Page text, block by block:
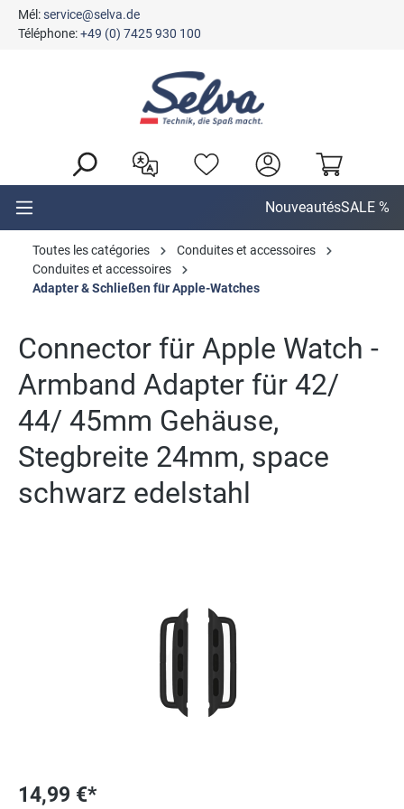
principal
Mél:service@selva.de
Téléphone:+49 (0) 7425 930 100
NouveautésSALE %
Toutes les catégories
Conduites et accessoires
Conduites et accessoires
Adapter & Schließen für Apple-Watches
Connector für Apple Watch -
Armband Adapter für 42/
44/ 45mm Gehäuse,
Stegbreite 24mm, space
schwarz edelstahl
14,99 €*